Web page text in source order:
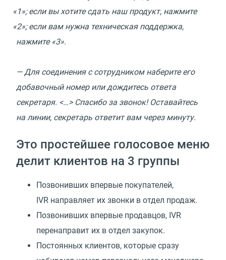
«1»; если вы хотите сдать наш продукт, нажмите
«2»; если вам нужна техническая поддержка,
нажмите «3».
— Для соединения с сотрудником наберите его
добавочный номер или дождитесь ответа
секретаря. <…> Спасибо за звонок! Оставайтесь
на линии, секретарь ответит вам через минуту.
Это простейшее голосовое меню
делит клиентов на 3 группы
Позвонивших впервые покупателей,
IVR направляет их звонки в отдел продаж.
Позвонивших впервые продавцов, IVR
перенаправит их в отдел закупок.
Постоянных клиентов, которые сразу